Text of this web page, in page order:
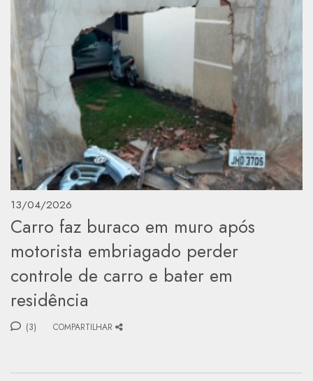
13/04/2026
Carro faz buraco em muro após
motorista embriagado perder
controle de carro e bater em
residência
(3) COMPARTILHAR